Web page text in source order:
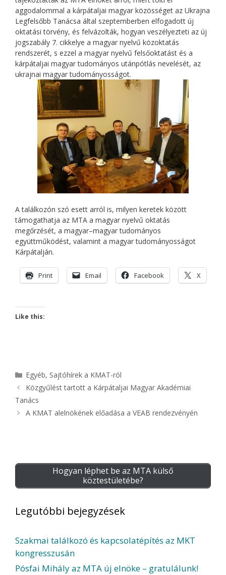
aggodalommal a kárpátaljai magyar közösséget az Ukrajna
Legfelsőbb Tanácsa által szeptemberben elfogadott új
oktatási törvény, és felvázolták, hogyan veszélyezteti az új
jogszabály 7. cikkelye a magyar nyelvű közoktatás
rendszerét, s ezzel a magyar nyelvű felsőoktatást és a
kárpátaljai magyar tudományos utánpótlás nevelését, az
ukrajnai magyar tudományosságot.
A találkozón szó esett arról is, milyen keretek között
támogathatja az MTA a magyar nyelvű oktatás
megőrzését, a magyar–magyar tudományos
együttműködést, valamint a magyar tudományosságot
Kárpátalján.
Print Email Facebook X
Like this:
Kategória
Egyéb, Sajtóhírek a KMAT-ról
Közgyűlést tartott a Kárpátaljai Magyar Akadémiai
Tanács
A KMAT alelnökének előadása a VEAB rendezvényén
Hogyan léphet be az MTA külső
köztestületébe?
Legutóbbi bejegyzések
Szakmai találkozó és kapcsolatépítés az MKT
kongresszusán
Pósfai Mihály az MTA új elnöke – gratulálunk!